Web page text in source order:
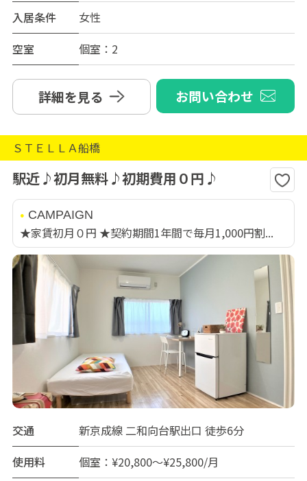
入居条件
女性
空室
個室：2
詳細を見る お問い合わせ
ＳＴＥＬＬＡ船橋
駅近♪初月無料♪初期費用０円♪
CAMPAIGN
★家賃初月０円 ★契約期間1年間で毎月1,000円割...
交通
新京成線 二和向台駅出口 徒歩6分
使用料
個室：¥20,800～¥25,800/月